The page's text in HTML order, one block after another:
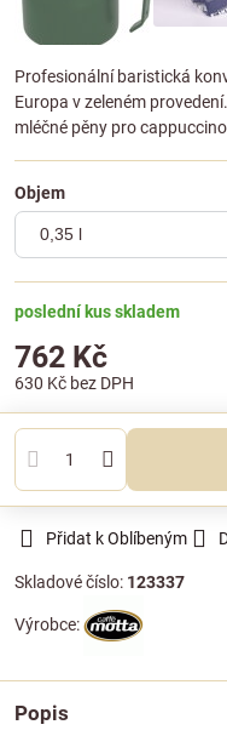
Profesionální baristická
Europa v zeleném
mléčné pěny pro
Objem
poslední kus skladem
762 Kč
630 Kč bez DPH
Přidat k Oblíbeným
Skladové číslo: 123337
Výrobce:
Popis